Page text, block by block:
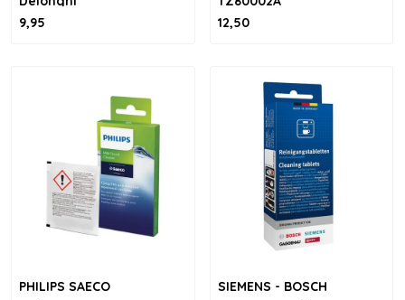
9,95
12,50
PHILIPS SAECO
SIEMENS - BOSCH